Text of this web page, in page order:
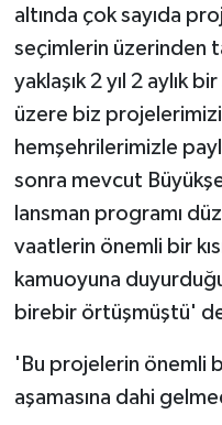
altında çok sayıda
seçimlerin üzerinden
yaklaşık 2 yıl 2 aylık
üzere biz
hemşehrilerimizle
sonra mevcut
lansman programı
vaatlerin önemli bir
kamuoyuna
birebir örtüşmüştü'
'Bu projelerin önemli
aşamasına dahi